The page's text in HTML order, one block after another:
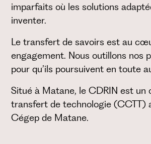
imparfaits où les solutions
inventer.
Le transfert de savoirs est au
engagement. Nous outillons nos
pour qu’ils poursuivent en toute
Situé à Matane, le CDRIN est un
transfert de technologie (CCTT)
Cégep de Matane.